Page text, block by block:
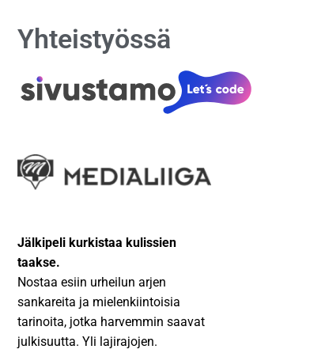
Yhteistyössä
Jälkipeli kurkistaa kulissien
taakse.
Nostaa esiin urheilun arjen
sankareita ja mielenkiintoisia
tarinoita, jotka harvemmin saavat
julkisuutta. Yli lajirajojen.